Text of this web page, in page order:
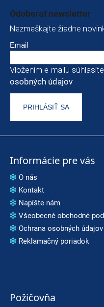
Odoberať newsletter
Nezmeškajte žiadne
Email
Vložením e-mailu
osobných údajov
PRIHLÁSIŤ SA
Informácie pre vás
O nás
Kontakt
Napíšte nám
Všeobecné obchodné
Ochrana osobných údajov
Reklamačný poriadok
Požičovňa